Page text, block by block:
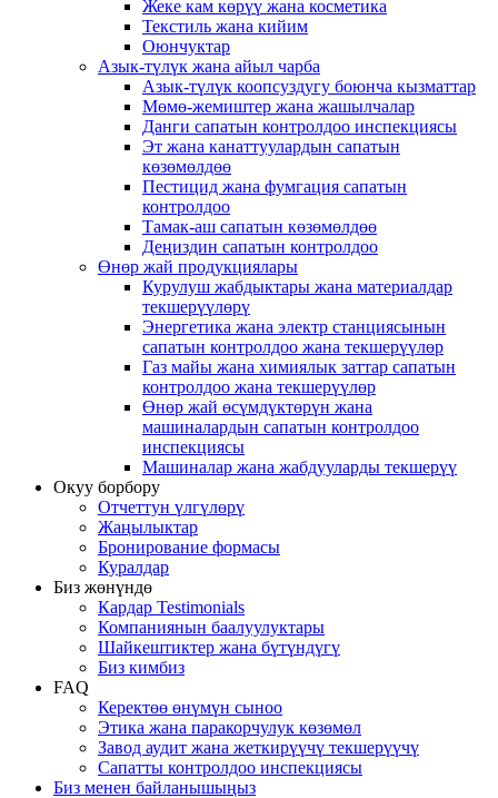
Жеке кам көрүү жана косметика
Текстиль жана кийим
Оюнчуктар
Азык-түлүк жана айыл чарба
Азык-түлүк коопсуздугу боюнча кызматтар
Мөмө-жемиштер жана жашылчалар
Данги сапатын контролдоо инспекциясы
Эт жана канаттуулардын сапатын
көзөмөлдөө
Пестицид жана фумгация сапатын
контролдоо
Тамак-аш сапатын көзөмөлдөө
Деңиздин сапатын контролдоо
Өнөр жай продукциялары
Курулуш жабдыктары жана материалдар
текшерүүлөрү
Энергетика жана электр станциясынын
сапатын контролдоо жана текшерүүлөр
Газ майы жана химиялык заттар сапатын
контролдоо жана текшерүүлөр
Өнөр жай өсүмдүктөрүн жана
машиналардын сапатын контролдоо
инспекциясы
Машиналар жана жабдууларды текшерүү
Окуу борбору
Отчеттун үлгүлөрү
Жаңылыктар
Бронирование формасы
Куралдар
Биз жөнүндө
Кардар Testimonials
Компаниянын баалуулуктары
Шайкештиктер жана бүтүндүгү
Биз кимбиз
FAQ
Керектөө өнүмүн сыноо
Этика жана паракорчулук көзөмөл
Завод аудит жана жеткирүүчү текшерүүчү
Сапатты контролдоо инспекциясы
Биз менен байланышыңыз